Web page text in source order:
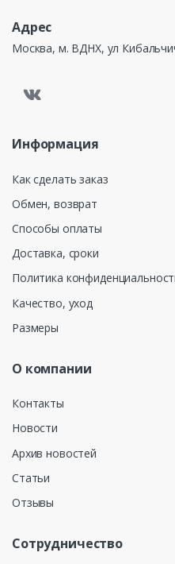
Адрес
Москва, м. ВДНХ, ул
Информация
Как сделать заказ
Обмен, возврат
Способы оплаты
Доставка, сроки
Политика
Качество, уход
Размеры
О компании
Контакты
Новости
Архив новостей
Статьи
Отзывы
Сотрудничество